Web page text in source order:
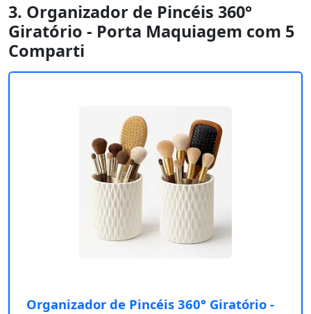
3. Organizador de Pincéis 360°
Giratório - Porta Maquiagem com 5
Comparti
Organizador de Pincéis 360° Giratório -